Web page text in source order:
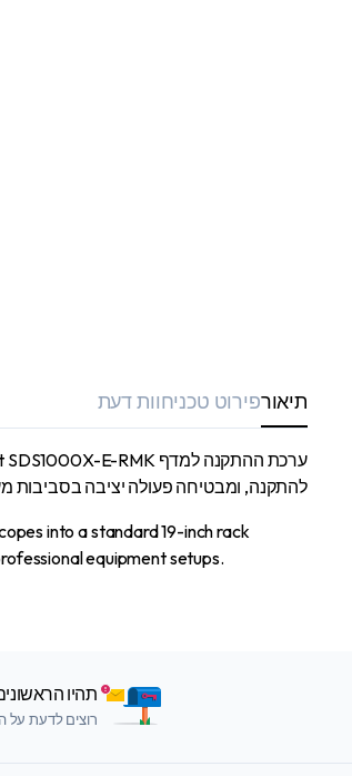
תיאורפירוט טכניחוות דעת
להתקנה, ומבטיחה פעולה יציבה בסביבות
into a standard 19-inch rack
equipment setups.
תהיו
רוצים לדעת על